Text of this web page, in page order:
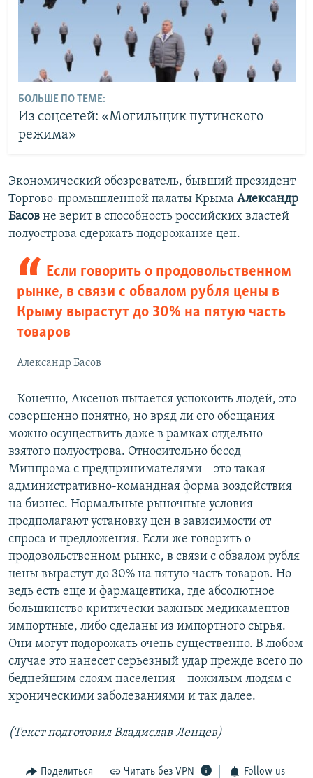
БОЛЬШЕ ПО ТЕМЕ:
Из соцсетей: «Могильщик путинского
режима»
Экономический обозреватель, бывший президент
Торгово-промышленной палаты Крыма Александр
Басов не верит в способность российских властей
полуострова сдержать подорожание цен.
Если говорить о продовольственном
рынке, в связи с обвалом рубля цены в
Крыму вырастут до 30% на пятую часть
товаров
Александр Басов
– Конечно, Аксенов пытается успокоить людей, это
совершенно понятно, но вряд ли его обещания
можно осуществить даже в рамках отдельно
взятого полуострова. Относительно бесед
Минпрома с предпринимателями – это такая
административно-командная форма воздействия
на бизнес. Нормальные рыночные условия
предполагают установку цен в зависимости от
спроса и предложения. Если же говорить о
продовольственном рынке, в связи с обвалом рубля
цены вырастут до 30% на пятую часть товаров. Но
ведь есть еще и фармацевтика, где абсолютное
большинство критически важных медикаментов
импортные, либо сделаны из импортного сырья.
Они могут подорожать очень существенно. В любом
случае это нанесет серьезный удар прежде всего по
беднейшим слоям населения – пожилым людям с
хроническими заболеваниями и так далее.
(Текст подготовил Владислав Ленцев)
Поделиться Читать без VPN Follow us